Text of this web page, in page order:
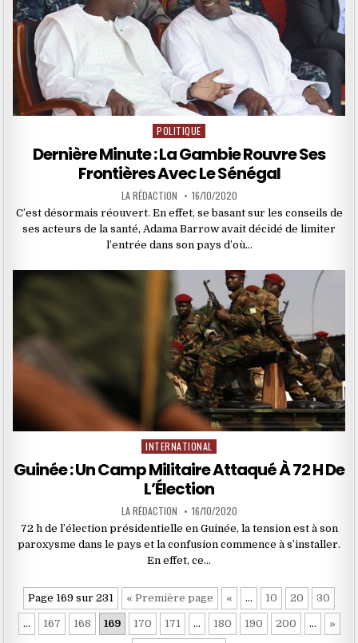
Posted
in
POLITIQUE
Dernière Minute : La Gambie Rouvre Ses
Frontières Avec Le Sénégal
LA RÉDACTION 16/10/2020
C’est désormais réouvert. En effet, se basant sur les conseils de
ses acteurs de la santé, Adama Barrow avait décidé de limiter
l’entrée dans son pays d’où…
Posted
in
INTERNATIONAL
Guinée : Un Camp Militaire Attaqué À 72 H De
L’Élection
LA RÉDACTION 16/10/2020
72 h de l’élection présidentielle en Guinée, la tension est à son
paroxysme dans le pays et la confusion commence à s’installer.
En effet, ce…
Page 169 sur 231 « Première page « … 10 20 30
… 167 168 169 170 171 … 180 190 200 … »